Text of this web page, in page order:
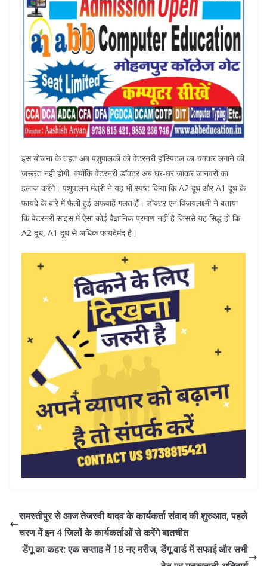
इस योजना के तहत अब पशुपालकों को वेटरनरी हॉस्पिटल का चक्कर लगाने की
जरूरत नहीं होगी, क्योंकि वेटरनरी डॉक्टर अब घर-घर जाकर जानवरों का
इलाज करेंगे। पशुपालन मंत्री ने यह भी स्पष्ट किया कि A2 दूध और A1 दूध के
फायदे के बारे में फैली हुई अफवाहें गलत हैं। डॉक्टर एन विजयलक्ष्मी ने बताया
कि वेटरनरी साइंस में ऐसा कोई वैज्ञानिक प्रमाण नहीं है जिससे यह सिद्ध हो कि
A2 दूध, A1 दूध से अधिक फायदेमंद है।
समस्तीपुर से आज तेजस्वी यादव के कार्यकर्ता संवाद की शुरुआत, पहले
चरण में इन 4 जिलों के कार्यकर्ताओं से करेंगे बातचीत
डेंगू का कहर: एक सप्ताह में 18 नए मरीज, डेंगू वार्ड में सफाई और सभी